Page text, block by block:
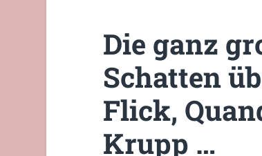
Die ganz
Schatten
Flick,
Krupp …